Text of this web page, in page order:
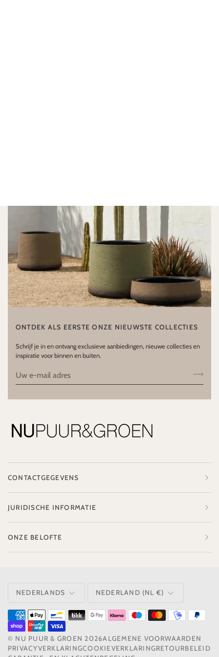
ONTDEK ALS EERSTE ONZE NIEUWSTE COLLECTIES
Schrijf je in en ontvang exclusieve aanbiedingen, nieuwe collecties en
inspiratie voor binnen en buiten.
CONTACTGEGEVENS
JURIDISCHE INFORMATIE
ONZE BELOFTE
NEDERLANDS NEDERLAND (NL €)
© NU PUUR & GROEN 2026ALGEMENE VOORWAARDEN
PRIVACYVERKLARINGCOOKIEVERKLARINGRETOURBELEID